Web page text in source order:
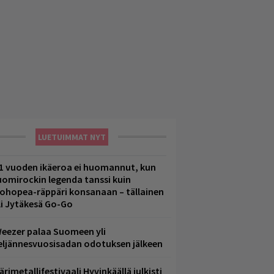
LUETUIMMAT NYT
vuoden ikäeroa ei huomannut, kun
legenda tanssi kuin
räppäri konsanaan – tällainen
Jytäkesä Go-Go
palaa Suomeen yli
odotuksen jälkeen
Hyvinkäällä julkisti